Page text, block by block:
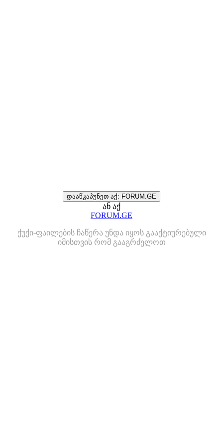
დააწკაპუნეთ აქ: FORUM.GE
ან აქ
FORUM.GE
ქუქი-ფაილების ჩაწერა უნდა იყოს გააქტიურებული
იმისთვის რომ გააგრძელოთ